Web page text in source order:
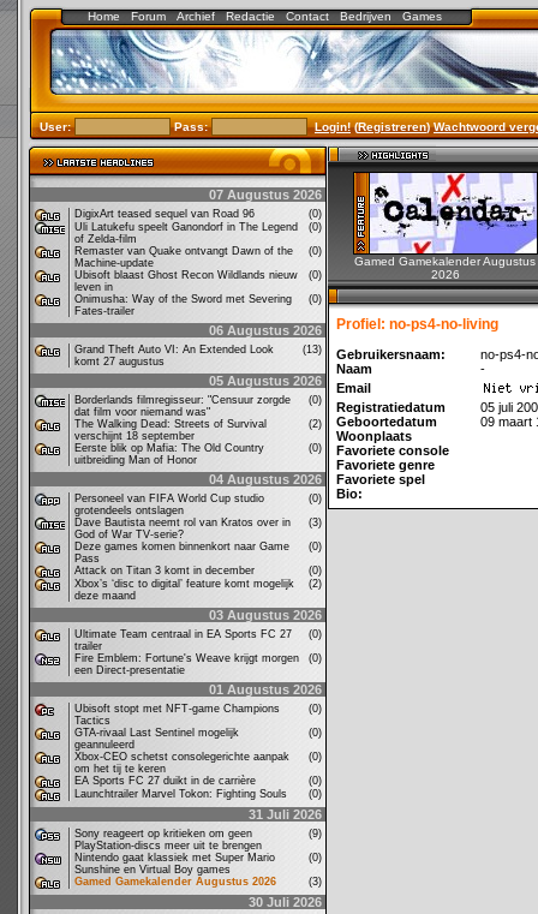
Home Forum Archief Redactie Contact Bedrijven Games
User: Pass: Login!(Registreren)Wachtwoord
07 Augustus 2026
DigixArt teased sequel van Road 96
(0)
Uli Latukefu speelt Ganondorf in The Legend
of Zelda-film
(0)
Remaster van Quake ontvangt Dawn of the
Machine-update
(0)
Ubisoft blaast Ghost Recon Wildlands nieuw
leven in
(0)
Onimusha: Way of the Sword met Severing
Fates-trailer
(0)
06 Augustus 2026
Grand Theft Auto VI: An Extended Look
komt 27 augustus
(13)
05 Augustus 2026
Borderlands filmregisseur: "Censuur zorgde
dat film voor niemand was"
(0)
The Walking Dead: Streets of Survival
verschijnt 18 september
(2)
Eerste blik op Mafia: The Old Country
uitbreiding Man of Honor
(0)
04 Augustus 2026
Personeel van FIFA World Cup studio
grotendeels ontslagen
(0)
Dave Bautista neemt rol van Kratos over in
God of War TV-serie?
(3)
Deze games komen binnenkort naar Game
Pass
(0)
Attack on Titan 3 komt in december
(0)
Xbox’s ‘disc to digital’ feature komt mogelijk
deze maand
(2)
03 Augustus 2026
Ultimate Team centraal in EA Sports FC 27
trailer
(0)
Fire Emblem: Fortune's Weave krijgt morgen
een Direct-presentatie
(0)
01 Augustus 2026
Ubisoft stopt met NFT-game Champions
Tactics
(0)
GTA-rivaal Last Sentinel mogelijk
geannuleerd
(0)
Xbox-CEO schetst consolegerichte aanpak
om het tij te keren
(0)
EA Sports FC 27 duikt in de carrière
(0)
Launchtrailer Marvel Tokon: Fighting Souls
(0)
31 Juli 2026
Sony reageert op kritieken om geen
PlayStation-discs meer uit te brengen
(9)
Nintendo gaat klassiek met Super Mario
Sunshine en Virtual Boy games
(0)
Gamed Gamekalender Augustus 2026
(3)
30 Juli 2026
Gamed Gamekalender Augustus
2026
Profiel: no-ps4-no-living
Gebruikersnaam:
no-ps4-
Naam
-
Email
Registratiedatum
05 juli
Geboortedatum
09 maart
Woonplaats
Favoriete console
Favoriete genre
Favoriete spel
Bio: